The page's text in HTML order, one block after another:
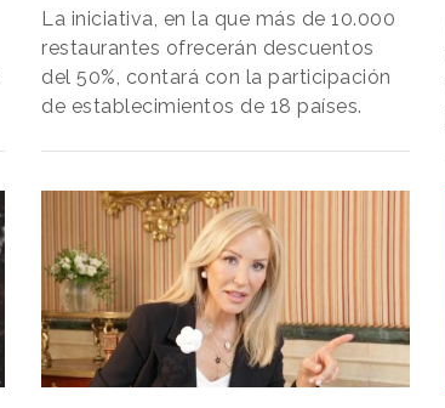
La iniciativa, en la que más de 10.000
restaurantes ofrecerán descuentos
del 50%, contará con la participación
de establecimientos de 18 países.